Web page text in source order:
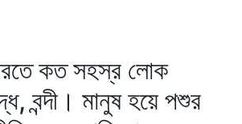
কত সহস্র লোক
বন্দী। মানুষ হয়ে পশুর